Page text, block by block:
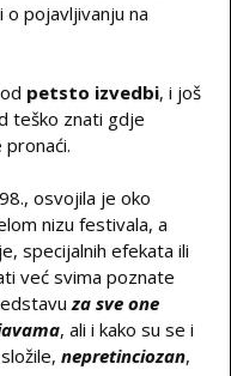
o pojavljivanju na
petsto izvedbi, i još
teško znati gdje
osvojila je oko
nizu festivala, a
specijalnih efekata ili
već svima poznate
za sve one
, ali i kako su se i
nepretinciozan,